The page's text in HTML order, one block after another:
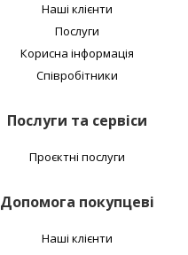
Наші клієнти
Послуги
Корисна інформація
Співробітники
Послуги та сервіси
Проєктні послуги
Допомога покупцеві
Наші клієнти